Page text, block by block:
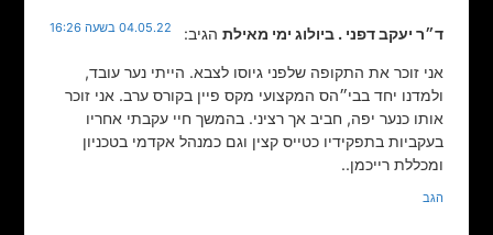
ד״ר יעקב דפני . ביולוג ימי מאילת הגיב: 04.05.22 בשעה 16:26
אני זוכר את התקופה שלפני גיוסו לצבא. הייתי נער עובד,
ולמדנו יחד בבי״הס המקצועי מקס פיין בקורס ערב. אני זוכר
אותו כנער יפה, חביב אך רציני. בהמשך חיי עקבתי אחריו
בעקביות בתפקידיו כטייס קצין וגם כמנהל אקדמי בטכניון
ומכללת רייכמן..
הגב